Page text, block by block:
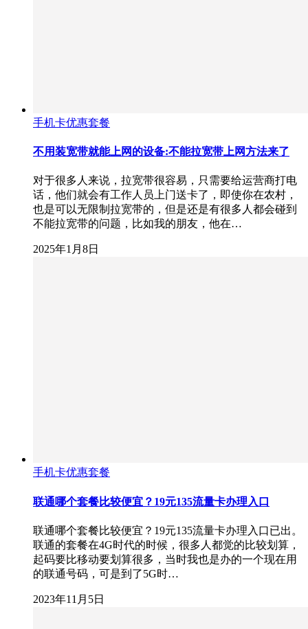
手机卡优惠套餐
不用装宽带就能上网的设备:不能拉宽带上网方法来了
对于很多人来说，拉宽带很容易，只需要给运营商打电
话，他们就会有工作人员上门送卡了，即使你在农村，
也是可以无限制拉宽带的，但是还是有很多人都会碰到
不能拉宽带的问题，比如我的朋友，他在…
2025年1月8日
手机卡优惠套餐
联通哪个套餐比较便宜？19元135流量卡办理入口
联通哪个套餐比较便宜？19元135流量卡办理入口已出。
联通的套餐在4G时代的时候，很多人都觉的比较划算，
起码要比移动要划算很多，当时我也是办的一个现在用
的联通号码，可是到了5G时…
2023年11月5日